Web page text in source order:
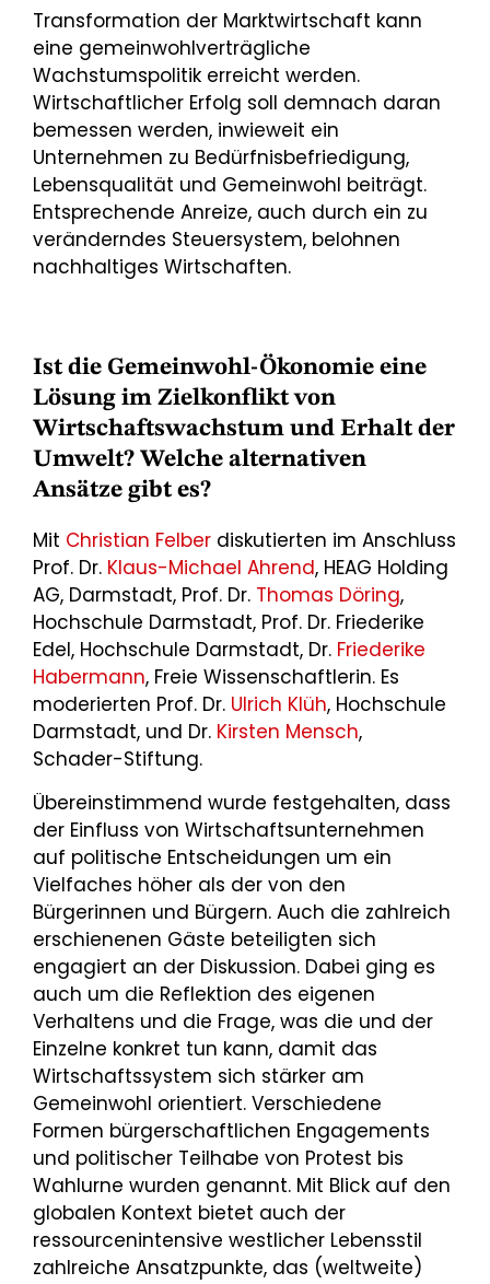
Transformation der Marktwirtschaft kann
eine gemeinwohlverträgliche
Wachstumspolitik erreicht werden.
Wirtschaftlicher Erfolg soll demnach daran
bemessen werden, inwieweit ein
Unternehmen zu Bedürfnisbefriedigung,
Lebensqualität und Gemeinwohl beiträgt.
Entsprechende Anreize, auch durch ein zu
veränderndes Steuersystem, belohnen
nachhaltiges Wirtschaften.
Ist die Gemeinwohl-Ökonomie eine
Lösung im Zielkonflikt von
Wirtschaftswachstum und Erhalt der
Umwelt? Welche alternativen
Ansätze gibt es?
Mit Christian Felber diskutierten im Anschluss
Prof. Dr. Klaus-Michael Ahrend, HEAG Holding
AG, Darmstadt, Prof. Dr. Thomas Döring,
Hochschule Darmstadt, Prof. Dr. Friederike
Edel, Hochschule Darmstadt, Dr. Friederike
Habermann, Freie Wissenschaftlerin. Es
moderierten Prof. Dr. Ulrich Klüh, Hochschule
Darmstadt, und Dr. Kirsten Mensch,
Schader-Stiftung.
Übereinstimmend wurde festgehalten, dass
der Einfluss von Wirtschaftsunternehmen
auf politische Entscheidungen um ein
Vielfaches höher als der von den
Bürgerinnen und Bürgern. Auch die zahlreich
erschienenen Gäste beteiligten sich
engagiert an der Diskussion. Dabei ging es
auch um die Reflektion des eigenen
Verhaltens und die Frage, was die und der
Einzelne konkret tun kann, damit das
Wirtschaftssystem sich stärker am
Gemeinwohl orientiert. Verschiedene
Formen bürgerschaftlichen Engagements
und politischer Teilhabe von Protest bis
Wahlurne wurden genannt. Mit Blick auf den
globalen Kontext bietet auch der
ressourcenintensive westlicher Lebensstil
zahlreiche Ansatzpunkte, das (weltweite)